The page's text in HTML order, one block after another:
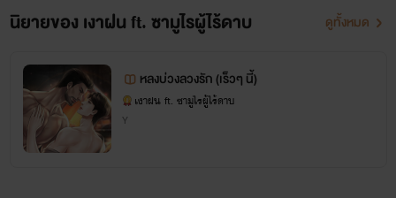
นิยายของ เงาฝน ft. ซามูไรผู้ไร้ดาบ ดูทั้งหมด
หลงบ่วงลวงรัก (เร็วๆ นี้)
เงาฝน ft. ซามูไรผู้ไร้ดาบ
Y